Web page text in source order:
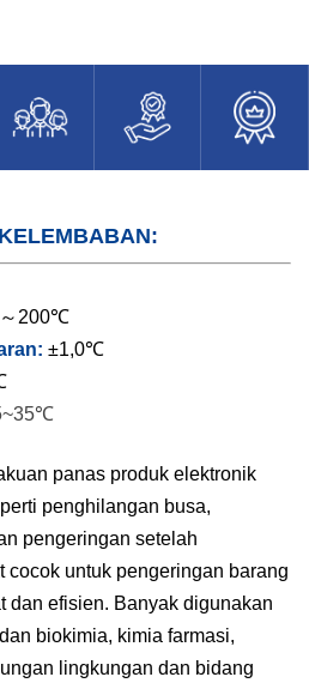
200℃
±1,0℃
panas produk elektronik
penghilangan busa,
pengeringan setelah
cocok untuk pengeringan barang
dan efisien. Banyak digunakan
biokimia, kimia farmasi,
lingkungan dan bidang